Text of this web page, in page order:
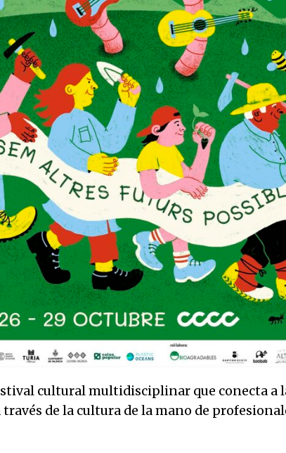
cultural multidisciplinar que conecta a
de la cultura de la mano de